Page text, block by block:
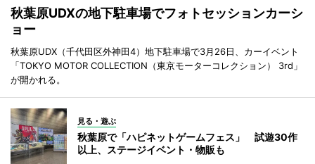
秋葉原UDXの地下駐車場でフォトセッションカーシ
ョー
秋葉原UDX（千代田区外神田4）地下駐車場で3月26日、カーイベント
「TOKYO MOTOR COLLECTION（東京モーターコレクション） 3rd」
が開かれる。
見る・遊ぶ
秋葉原で「ハピネットゲームフェス」 試遊30作
以上、ステージイベント・物販も